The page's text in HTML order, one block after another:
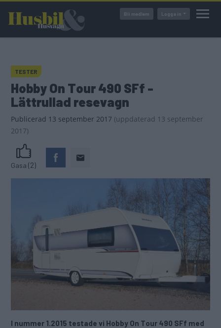
huvudinnehåll
Bli medlem Logga in
TESTER
Hobby On Tour 490 SFf -
Lättrullad resevagn
Publicerad 13 september 2017 (uppdaterad 13 september
2017)
Gasa (2)
I nummer 1.2015 testade vi Hobby On Tour 490 SFf med